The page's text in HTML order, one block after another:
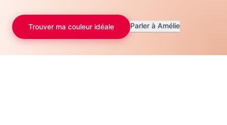
Trouver ma couleur idéale Parler à Amélie